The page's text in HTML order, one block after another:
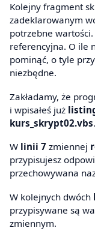
Kolejny fragment
zadeklarowanym
potrzebne
referencyjna. O ile
pominąć, o tyle
niezbędne.
Zakładamy, że
i wpisałeś już
kurs_skrypt02.vbs.
W linii 7 zmiennej
przypisujesz
przechowywana
W kolejnych dwóch
przypisywane są
zmiennym.